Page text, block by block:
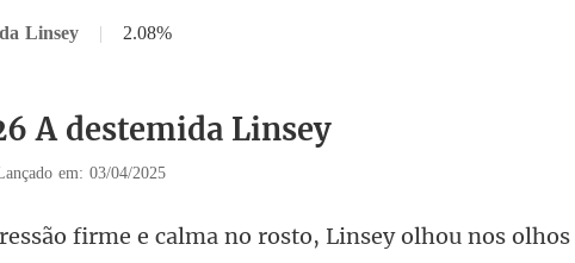
Linsey | 2.08%
A destemida Linsey
em: 03/04/2025